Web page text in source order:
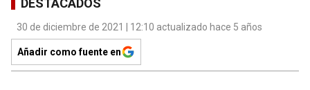
DESTACADOS
30 de diciembre de 2021 | 12:10 actualizado hace 5 años
Añadir como fuente en